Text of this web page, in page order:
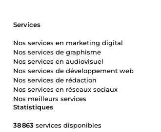
Statistiques
38 863 services disponibles
Services
Nos services en marketing digital
Nos services de graphisme
Nos services en audiovisuel
Nos services de développement web
Nos services de rédaction
Nos services en réseaux sociaux
Nos meilleurs services